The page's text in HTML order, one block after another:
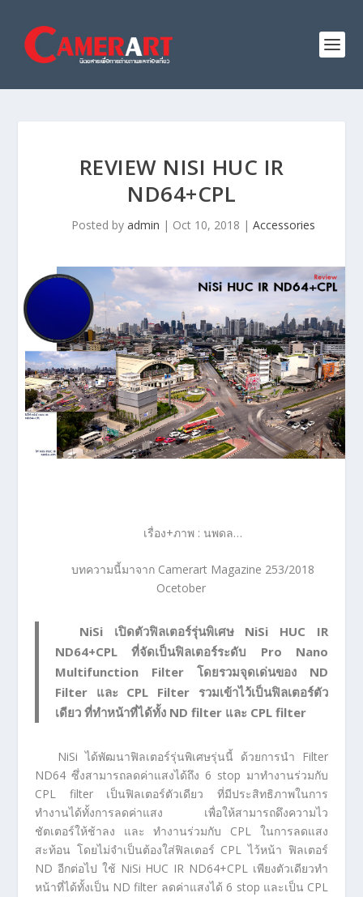
REVIEW NISI HUC IR
ND64+CPL
Posted by admin | Oct 10, 2018 | Accessories
เรื่อง+ภาพ : นพดล…
บทความนี้มาจาก Camerart Magazine 253/2018
Ocetober
NiSi เปิดตัวฟิลเตอร์รุ่นพิเศษ NiSi HUC IR
ND64+CPL ที่จัดเป็นฟิลเตอร์ระดับ Pro Nano
Multifunction Filter โดยรวมจุดเด่นของ ND
Filter และ CPL Filter รวมเข้าไว้เป็นฟิลเตอร์ตัว
เดียว ที่ทำหน้าที่ได้ทั้ง ND filter และ CPL filter
NiSi ได้พัฒนาฟิลเตอร์รุ่นพิเศษรุ่นนี้ ด้วยการนำ Filter
ND64 ซึ่งสามารถลดค่าแสงได้ถึง 6 stop มาทำงานร่วมกับ
CPL filter เป็นฟิลเตอร์ตัวเดียว ที่มีประสิทธิภาพในการ
ทำงานได้ทั้งการลดค่าแสง เพื่อให้สามารถดึงความไว
ชัตเตอร์ให้ช้าลง และ ทำงานร่วมกับ CPL ในการลดแสง
สะท้อน โดยไม่จำเป็นต้องใส่ฟิลเตอร์ CPL ไว้หน้า ฟิลเตอร์
ND อีกต่อไป ใช้ NiSi HUC IR ND64+CPL เพียงตัวเดียวทำ
หน้าที่ได้ทั้งเป็น ND filter ลดค่าแสงได้ 6 stop และเป็น CPL